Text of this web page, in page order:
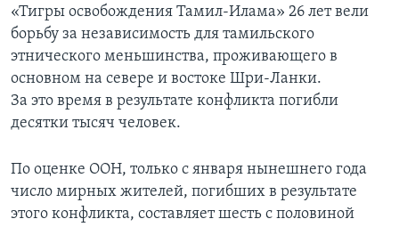
«Тигры освобождения Тамил-Илама» 26 лет вели
борьбу за независимость для тамильского
этнического меньшинства, проживающего в
основном на севере и востоке Шри-Ланки.
За это время в результате конфликта погибли
десятки тысяч человек.
По оценке ООН, только с января нынешнего года
число мирных жителей, погибших в результате
этого конфликта, составляет шесть с половиной